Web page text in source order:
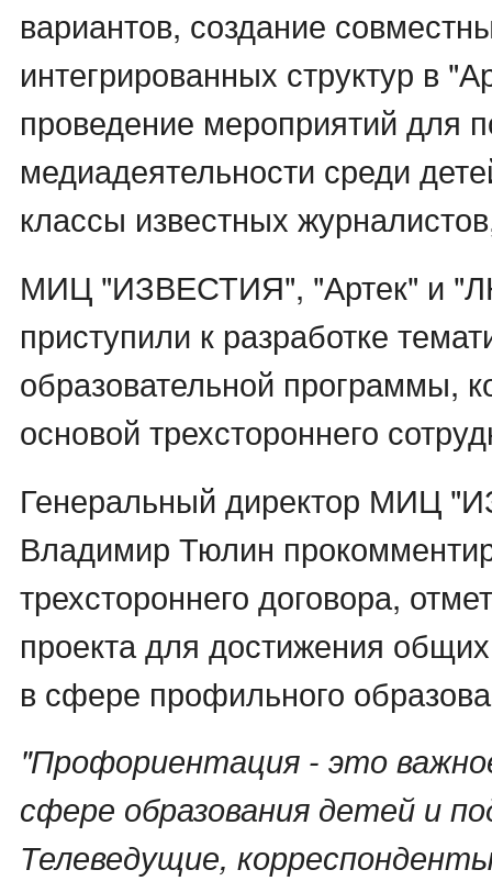
вариантов, создание
интегрированных структур в
проведение мероприятий для
медиадеятельности среди
классы известных
МИЦ "ИЗВЕСТИЯ", "Артек" и
приступили к разработке
образовательной программы,
основой трехстороннего
Генеральный директор МИЦ
Владимир Тюлин
трехстороннего договора,
проекта для достижения
в сфере профильного
"Профориентация - это
сфере образования детей и
Телеведущие,